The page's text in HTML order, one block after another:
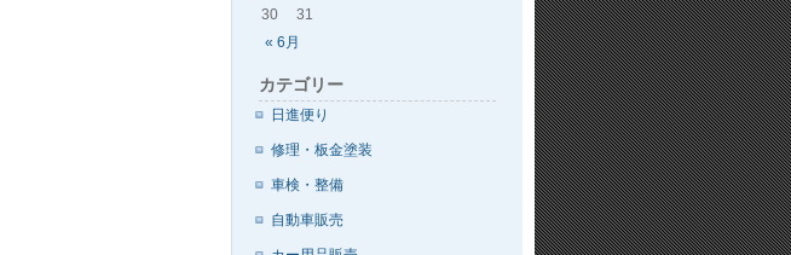
« 6月
30
31
カテゴリー
日進便り
修理・板金塗装
車検・整備
自動車販売